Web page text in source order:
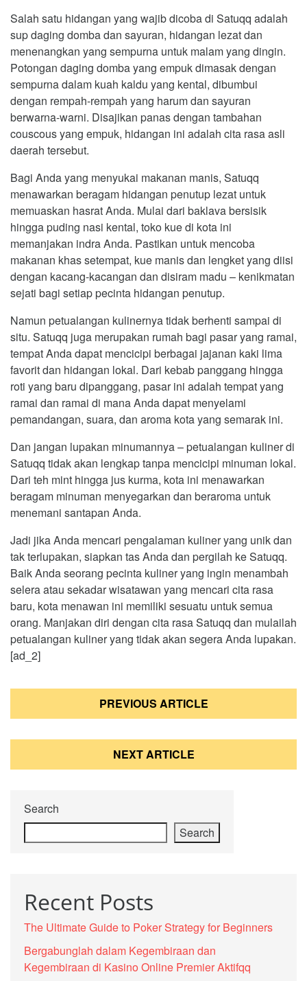
Salah satu hidangan yang wajib dicoba di Satuqq adalah
sup daging domba dan sayuran, hidangan lezat dan
menenangkan yang sempurna untuk malam yang dingin.
Potongan daging domba yang empuk dimasak dengan
sempurna dalam kuah kaldu yang kental, dibumbui
dengan rempah-rempah yang harum dan sayuran
berwarna-warni. Disajikan panas dengan tambahan
couscous yang empuk, hidangan ini adalah cita rasa asli
daerah tersebut.
Bagi Anda yang menyukai makanan manis, Satuqq
menawarkan beragam hidangan penutup lezat untuk
memuaskan hasrat Anda. Mulai dari baklava bersisik
hingga puding nasi kental, toko kue di kota ini
memanjakan indra Anda. Pastikan untuk mencoba
makanan khas setempat, kue manis dan lengket yang diisi
dengan kacang-kacangan dan disiram madu – kenikmatan
sejati bagi setiap pecinta hidangan penutup.
Namun petualangan kulinernya tidak berhenti sampai di
situ. Satuqq juga merupakan rumah bagi pasar yang ramai,
tempat Anda dapat mencicipi berbagai jajanan kaki lima
favorit dan hidangan lokal. Dari kebab panggang hingga
roti yang baru dipanggang, pasar ini adalah tempat yang
ramai dan ramai di mana Anda dapat menyelami
pemandangan, suara, dan aroma kota yang semarak ini.
Dan jangan lupakan minumannya – petualangan kuliner di
Satuqq tidak akan lengkap tanpa mencicipi minuman lokal.
Dari teh mint hingga jus kurma, kota ini menawarkan
beragam minuman menyegarkan dan beraroma untuk
menemani santapan Anda.
Jadi jika Anda mencari pengalaman kuliner yang unik dan
tak terlupakan, siapkan tas Anda dan pergilah ke Satuqq.
Baik Anda seorang pecinta kuliner yang ingin menambah
selera atau sekadar wisatawan yang mencari cita rasa
baru, kota menawan ini memiliki sesuatu untuk semua
orang. Manjakan diri dengan cita rasa Satuqq dan mulailah
petualangan kuliner yang tidak akan segera Anda lupakan.
[ad_2]
Post
PREVIOUS ARTICLE
NEXT ARTICLE
Search
Search
Recent Posts
The Ultimate Guide to Poker Strategy for Beginners
Bergabunglah dalam Kegembiraan dan
Kegembiraan di Kasino Online Premier Aktifqq